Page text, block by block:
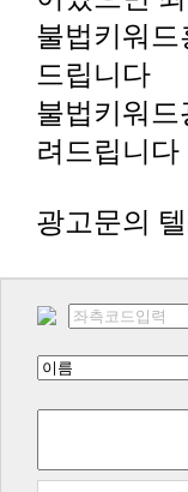
드립니다
려드립니다
광고문의